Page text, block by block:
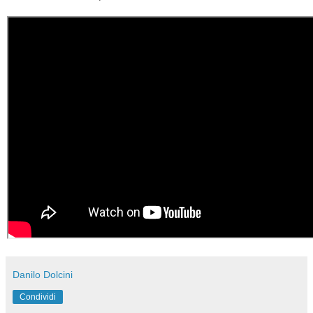
Danilo Dolcini
Condividi